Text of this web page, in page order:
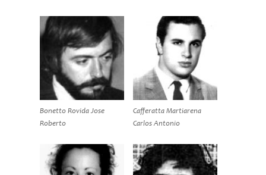
Bonetto Rovida Jose
Roberto
Cafferatta Martiarena
Carlos Antonio